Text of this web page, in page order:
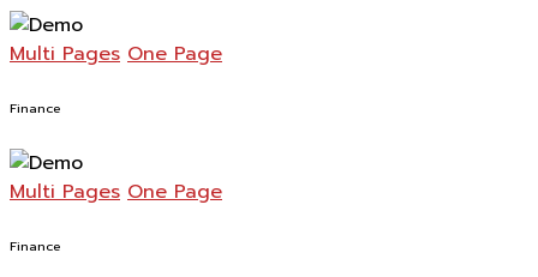
Multi Pages One Page
Finance
Multi Pages One Page
Finance